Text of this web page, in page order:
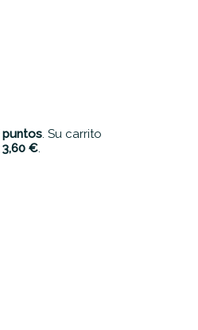
puntos. Su carrito
3,60 €.